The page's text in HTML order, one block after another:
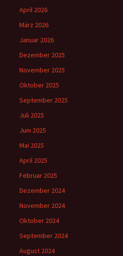
April 2026
März 2026
Januar 2026
Dezember 2025
November 2025
Oktober 2025
September 2025
Juli 2025
Juni 2025
Mai 2025
April 2025
Februar 2025
Dezember 2024
November 2024
Oktober 2024
September 2024
August 2024